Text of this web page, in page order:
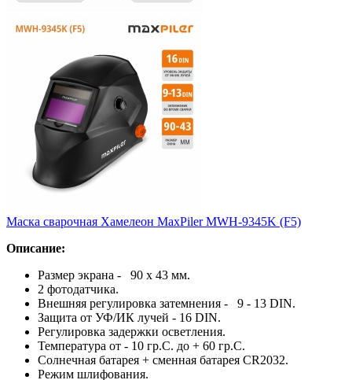
Маска сварочная Хамелеон MaxPiler MWH-9345K (F5)
Описание:
Размер экрана - 90 х 43 мм.
2 фотодатчика.
Внешняя регулировка затемнения - 9 - 13 DIN.
Защита от УФ/ИК лучей - 16 DIN.
Регулировка задержки осветления.
Температура от - 10 гр.С. до + 60 гр.С.
Солнечная батарея + сменная батарея CR2032.
Режим шлифования.